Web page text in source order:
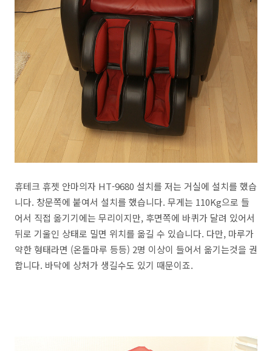
휴테크 휴젯 안마의자 HT-9680 설치를 저는 거실에 설치를 했습
니다. 창문쪽에 붙여서 설치를 했습니다. 무게는 110Kg으로 들
어서 직접 옮기기에는 무리이지만, 후면쪽에 바퀴가 달려 있어서
뒤로 기울인 상태로 밀면 위치를 옮길 수 있습니다. 다만, 마루가
약한 형태라면 (온돌마루 등등) 2명 이상이 들어서 옮기는것을 권
합니다. 바닥에 상처가 생길수도 있기 때문이죠.